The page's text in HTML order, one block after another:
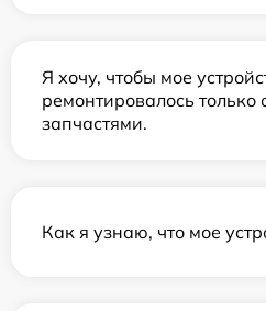
Я хочу, чтобы мое
ремонтировалось
запчастями.
Как я узнаю, что мое